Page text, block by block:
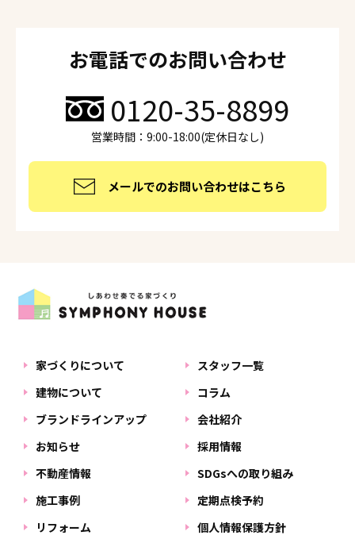
お電話でのお問い合わせ
0120-35-8899
営業時間：9:00-18:00(定休日なし)
メールでのお問い合わせはこちら
家づくりについて
建物について
ブランドラインアップ
お知らせ
不動産情報
施工事例
リフォーム
スタッフ一覧
コラム
会社紹介
採用情報
SDGsへの取り組み
定期点検予約
個人情報保護方針